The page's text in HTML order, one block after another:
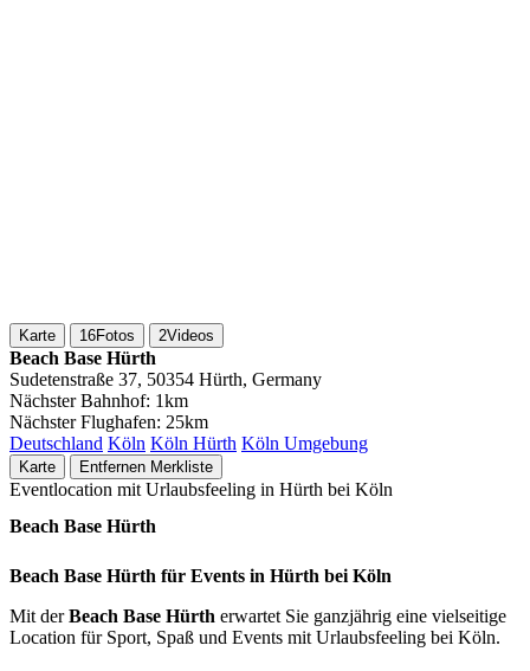
Karte 16Fotos 2Videos
Beach Base Hürth
Sudetenstraße 37, 50354 Hürth, Germany
Nächster Bahnhof: 1km
Nächster Flughafen: 25km
Deutschland Köln Köln Hürth Köln Umgebung
Karte Entfernen Merkliste
Eventlocation mit Urlaubsfeeling in Hürth bei Köln
Beach Base Hürth
Beach Base Hürth für Events in Hürth bei Köln
Mit derBeach Base Hürth erwartet Sie ganzjährig eine vielseitige
Location für Sport, Spaß und Events mit Urlaubsfeeling bei Köln.